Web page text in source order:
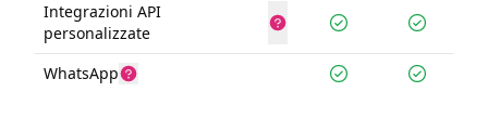
Integrazioni API
personalizzate
WhatsApp